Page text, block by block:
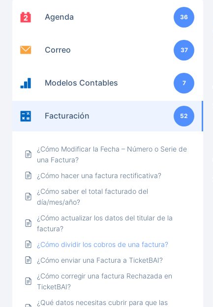
Agenda 36
Correo 37
Modelos Contables 7
Facturación 52
¿Cómo Modificar la Fecha – Número o Serie de
una Factura?
¿Cómo hacer una factura rectificativa?
¿Cómo saber el total facturado del
día/mes/año?
¿Cómo actualizar los datos del titular de la
factura?
¿Cómo dividir los cobros de una factura?
¿Cómo enviar una Factura a TicketBAI?
¿Cómo corregir una factura Rechazada en
TicketBAI?
¿Qué datos necesitas cubrir para que las